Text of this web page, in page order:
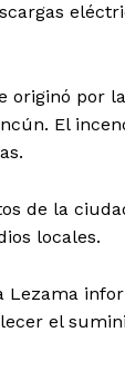
originó por
El
de la
locales.
el